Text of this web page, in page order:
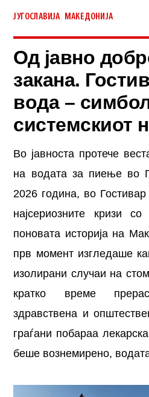
ЈУГОСЛАВИЈА МАКЕДОНИЈА
Од јавно
закана.
вода –
системскиот
Во јавноста протече
на водата за пиење во
2026 година, во
најсериозните кризи
поновата историја на
прв момент изгледаше
изолирани случаи на
кратко време
здравствена и
граѓани побараа
беше вознемирено,